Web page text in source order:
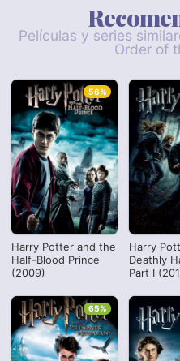
Películas y series
Order of
Harry Potter and the
Half-Blood Prince
(2009)
56%
Harry
Deathly
Part I
65%